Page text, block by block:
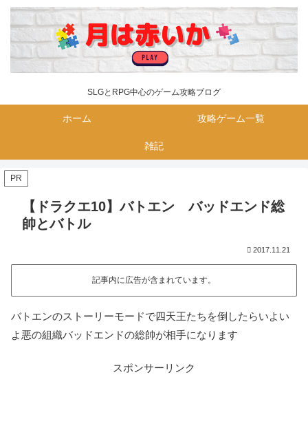
SLGとRPG中心のゲーム攻略ブログ
ホーム 攻略ゲーム一覧
雑記
PR
【ドラクエ10】バトエン バッドエンド総
帥とバトル
2017.11.21
記事内に広告が含まれています。
バトエンのストーリーモードで四天王たちを倒したらいよい
よ悪の組織バッドエンドの総帥が相手になります
スポンサーリンク